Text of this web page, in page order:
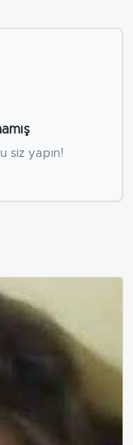
siz yapın!